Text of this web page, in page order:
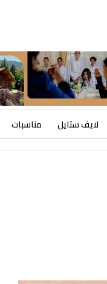
لايف ستايل مناسبات